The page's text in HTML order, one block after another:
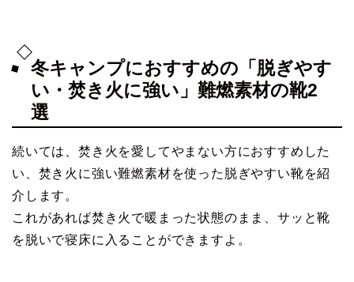
冬キャンプにおすすめの「脱ぎやす
い・焚き火に強い」難燃素材の靴2
選
続いては、焚き火を愛してやまない方におすすめした
い、焚き火に強い難燃素材を使った脱ぎやすい靴を紹
介します。
これがあれば焚き火で暖まった状態のまま、サッと靴
を脱いで寝床に入ることができますよ。